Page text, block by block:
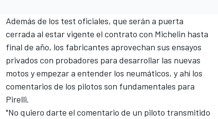
Además de los test oficiales, que serán a puerta
cerrada al estar vigente el contrato con Michelin hasta
final de año, los fabricantes aprovechan sus ensayos
privados con probadores para desarrollar las nuevas
motos y empezar a entender los neumáticos, y ahí los
comentarios de los pilotos son fundamentales para
Pirelli.
"No quiero darte el comentario de un piloto transmitido